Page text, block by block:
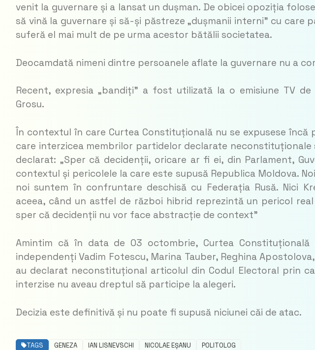
venit la guvernare și a lansat un dușman. De obicei opoziția
să vină la guvernare și să-și păstreze „dușmanii interni” cu care
suferă el mai mult de pe urma acestor bătălii societatea.
Deocamdată nimeni dintre persoanele aflate la guvernare nu a
Recent, expresia „bandiți” a fost utilizată la o emisiune TV
Grosu.
În contextul în care Curtea Constituțională nu se expusese
care interzicea membrilor partidelor declarate neconstituționale
declarat: „Sper că decidenții, oricare ar fi ei, din Parlament,
contextul și pericolele la care este supusă Republica Moldova.
noi suntem în confruntare deschisă cu Federația Rusă. Nici
aceea, când un astfel de război hibrid reprezintă un pericol
sper că decidenții nu vor face abstracție de context”
Amintim că în data de 03 octombrie, Curtea Constituțională
independenți Vadim Fotescu, Marina Tauber, Reghina
au declarat neconstituțional articolul din Codul Electoral prin
interzise nu aveau dreptul să participe la alegeri.
Decizia este definitivă și nu poate fi supusă niciunei căi de atac.
TAGS GENEZA IAN LISNEVSCHI NICOLAE EȘANU POLITOLOG